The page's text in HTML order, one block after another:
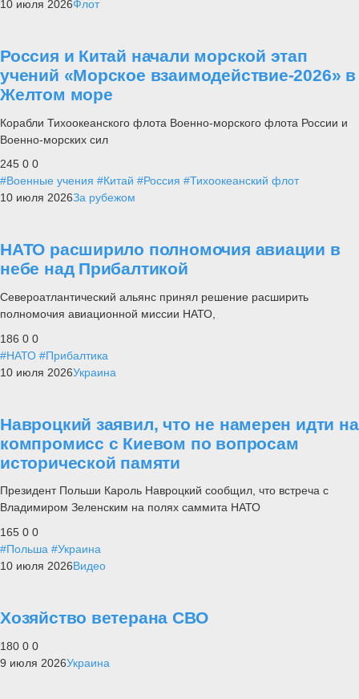
10 июля 2026Флот
Россия и Китай начали морской этап
учений «Морское взаимодействие-2026» в
Желтом море
Корабли Тихоокеанского флота Военно-морского флота России и
Военно-морских сил
245 0 0
#Военные учения #Китай #Россия #Тихоокеанский флот
10 июля 2026За рубежом
НАТО расширило полномочия авиации в
небе над Прибалтикой
Североатлантический альянс принял решение расширить
полномочия авиационной миссии НАТО,
186 0 0
#НАТО #Прибалтика
10 июля 2026Украина
Навроцкий заявил, что не намерен идти на
компромисс с Киевом по вопросам
исторической памяти
Президент Польши Кароль Навроцкий сообщил, что встреча с
Владимиром Зеленским на полях саммита НАТО
165 0 0
#Польша #Украина
10 июля 2026Видео
Хозяйство ветерана СВО
180 0 0
9 июля 2026Украина